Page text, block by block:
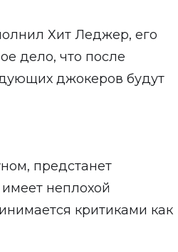
Хит Леджер, его
дело, что после
джокеров будут
предстанет
неплохой
критиками как